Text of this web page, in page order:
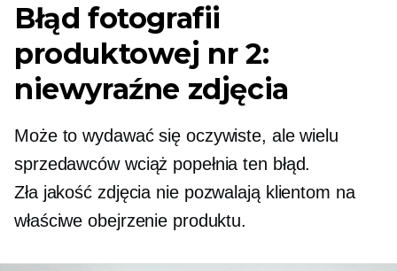
Błąd fotografii
produktowej nr 2:
niewyraźne zdjęcia
Może to wydawać się oczywiste, ale wielu
sprzedawców wciąż popełnia ten błąd.
Zła jakość zdjęcia nie pozwalają klientom na
właściwe obejrzenie produktu.